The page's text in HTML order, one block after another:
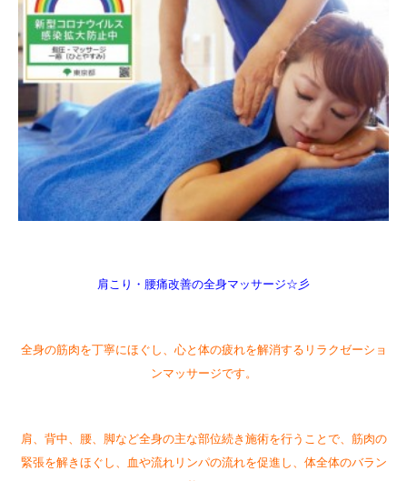
肩こり・腰痛改善の全身マッサージ☆彡
全身の筋肉を丁寧にほぐし、心と体の疲れを解消するリラクゼーショ
ンマッサージです。
肩、背中、腰、脚など全身の主な部位続き施術を行うことで、筋肉の
緊張を解きほぐし、血や流れリンパの流れを促進し、体全体のバラン